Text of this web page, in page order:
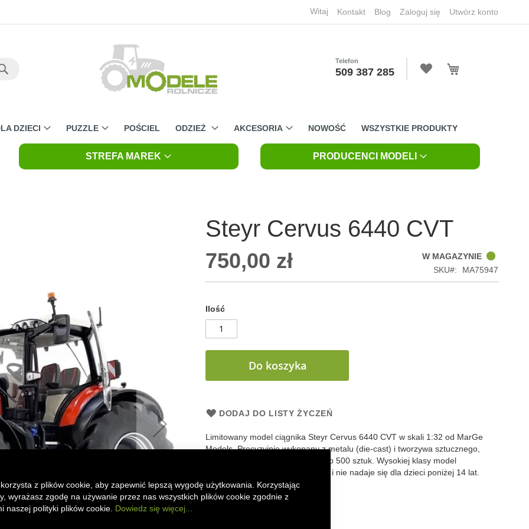
z plików cookie, aby zapewnić lepszą wygodę użytkowania. Korzystając
wyrażasz zgodę na używanie przez nas wszystkich plików cookie zgodnie z
naszej polityki plików cookie. Dowiedz się więcej...
Witaj Kontakt Blog Zaloguj się Utwórz konto
Telefon
509 387 285
DZIECI PUZZLE POŚCIEL ODZIEŻ AKCESORIA NOWOŚĆ WSZYSTKIE PRODUKTY
STREFA MAREK PRODUCENCI MODELI
Steyr Cervus 6440 CVT
750,00 zł
W MAGAZYNIE
SKU
MA75947
Ilość
Do koszyka
DODAJ DO LISTY ŻYCZEŃ
Limitowany model ciągnika Steyr Cervus 6440 CVT w skali 1:32 od MarGe
Models. Precyzyjnie wykonany z metalu (die-cast) i tworzywa sztucznego,
dostępny w edycji ograniczonej do 500 sztuk. Wysokiej klasy model
kolekcjonerski – nie jest zabawką i nie nadaje się dla dzieci poniżej 14 lat.